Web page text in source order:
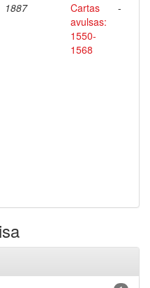
1887
Cartas
avulsas:
1550-
1568
-